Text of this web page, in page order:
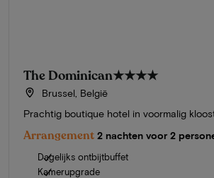
The Dominican★★★★
Brussel, België
Prachtig boutique hotel in voormalig
Arrangement 2 nachten voor 2
Dagelijks ontbijtbuffet
Kamerupgrade